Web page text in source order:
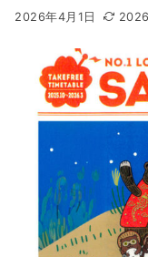
2026年4月1日